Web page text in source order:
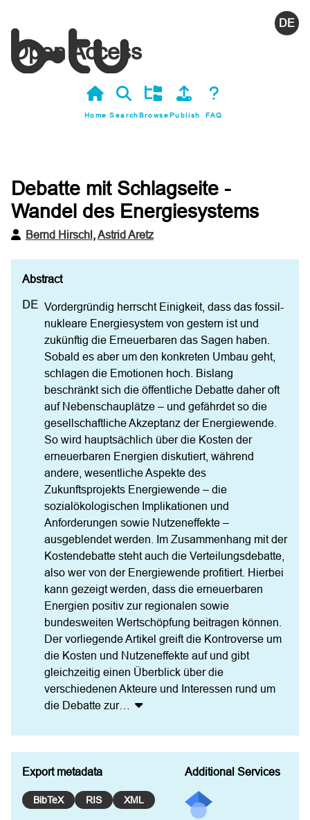
Open Access
Home SearchBrowsePublish FAQ
Debatte mit Schlagseite -
Wandel des Energiesystems
Bernd Hirschl,Astrid Aretz
Vordergründig herrscht Einigkeit, dass das fossil-
nukleare Energiesystem von gestern ist und
zukünftig die Erneuerbaren das Sagen haben.
Sobald es aber um den konkreten Umbau geht,
schlagen die Emotionen hoch. Bislang
beschränkt sich die öffentliche Debatte daher oft
auf Nebenschauplätze – und gefährdet so die
gesellschaftliche Akzeptanz der Energiewende.
So wird hauptsächlich über die Kosten der
erneuerbaren Energien diskutiert, während
andere, wesentliche Aspekte des
Zukunftsprojekts Energiewende – die
sozialökologischen Implikationen und
Anforderungen sowie Nutzeneffekte –
ausgeblendet werden. Im Zusammenhang mit der
Kostendebatte steht auch die Verteilungsdebatte,
also wer von der Energiewende profitiert. Hierbei
kann gezeigt werden, dass die erneuerbaren
Energien positiv zur regionalen sowie
bundesweiten Wertschöpfung beitragen können.
Der vorliegende Artikel greift die Kontroverse um
die Kosten und Nutzeneffekte auf und gibt
gleichzeitig einen Überblick über die
verschiedenen Akteure und Interessen rund um
die Debatte zur…
Export metadata
BibTeX RIS XML
Additional Services